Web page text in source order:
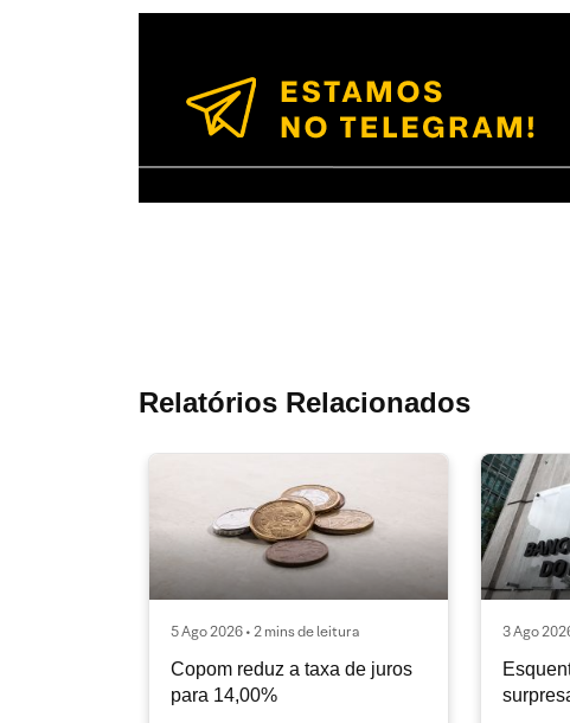
Relatórios Relacionados
5 Ago 2026 • 2 mins de leitura
Copom reduz a taxa de juros
para 14,00%
3 Ago